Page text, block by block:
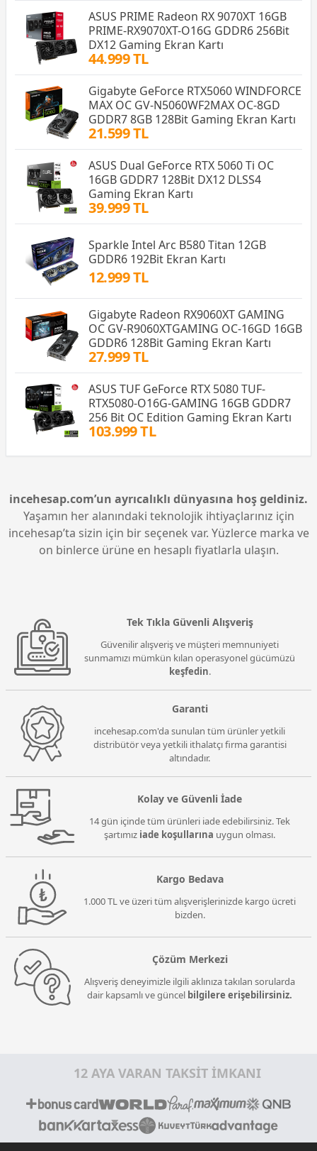
ASUS PRIME Radeon RX 9070XT 16GB
PRIME-RX9070XT-O16G GDDR6 256Bit
DX12 Gaming Ekran Kartı
44.999 TL
Gigabyte GeForce RTX5060 WINDFORCE
MAX OC GV-N5060WF2MAX OC-8GD
GDDR7 8GB 128Bit Gaming Ekran Kartı
21.599 TL
ASUS Dual GeForce RTX 5060 Ti OC
16GB GDDR7 128Bit DX12 DLSS4
Gaming Ekran Kartı
39.999 TL
Sparkle Intel Arc B580 Titan 12GB
GDDR6 192Bit Ekran Kartı
12.999 TL
Gigabyte Radeon RX9060XT GAMING
OC GV-R9060XTGAMING OC-16GD 16GB
GDDR6 128Bit Gaming Ekran Kartı
27.999 TL
ASUS TUF GeForce RTX 5080 TUF-
RTX5080-O16G-GAMING 16GB GDDR7
256 Bit OC Edition Gaming Ekran Kartı
103.999 TL
incehesap.com’un ayrıcalıklı dünyasına hoş geldiniz.
Yaşamın her alanındaki teknolojik ihtiyaçlarınız için
incehesap’ta sizin için bir seçenek var. Yüzlerce marka ve
on binlerce ürüne en hesaplı fiyatlarla ulaşın.
Tek Tıkla Güvenli Alışveriş
Güvenilir alışveriş ve müşteri memnuniyeti
sunmamızı mümkün kılan operasyonel gücümüzü
keşfedin.
Garanti
incehesap.com'da sunulan tüm ürünler yetkili
distribütör veya yetkili ithalatçı firma garantisi
altındadır.
Kolay ve Güvenli İade
14 gün içinde tüm ürünleri iade edebilirsiniz. Tek
şartımız iade koşullarına uygun olması.
Kargo Bedava
1.000 TL ve üzeri tüm alışverişlerinizde kargo ücreti
bizden.
Çözüm Merkezi
Alışveriş deneyimizle ilgili aklınıza takılan sorularda
dair kapsamlı ve güncel bilgilere erişebilirsiniz.
12 AYA VARAN TAKSİT İMKANI